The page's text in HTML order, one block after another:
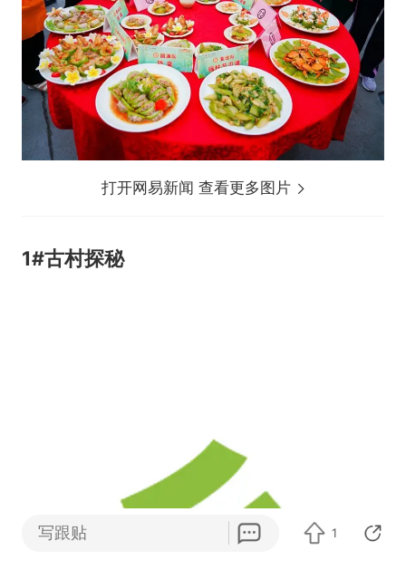
打开网易新闻 查看更多图片
1#古村探秘
写跟贴 1